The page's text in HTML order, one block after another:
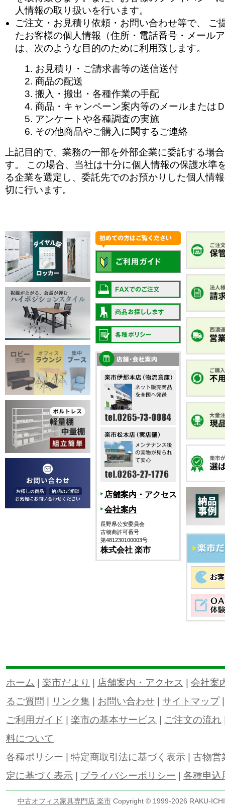
人情報の取り扱いを行います。
ご注文・お見積り依頼・お問い合わせ等で、 ご
たお客様の個人情報（住所・電話番号・メール
は、次のような目的のために利用致します。
お見積り・ご請求書等の送信送付
商品の配送
搬入・搬出・各種作業の手配
商品・キャンペーン案内等のメールまたは
アンケートや各種調査の実施
その他商品やご購入に関するご連絡
上記目的で、業務の一部を外部企業に委託する場
す。 この場合、当社は十分に個人情報の保護水準
る企業を選定し、委託先でのお預かりした個人情
切に行います。
店舗案内・アクセス
会社案内
長野県公安委員会
古物商許可番号
第481230100003号
株式会社 楽市
ホーム | 楽市だより | 店舗案内・アクセス | 会社案
るご質問 | リンク集 | お問い合わせ | サイトマップ
ご利用ガイド | 楽市の基本サービス | ご注文の流れ
料について
各種ポリシー | 特定商取引法に基づく表示 | 古物営
定に基づく表示 | プライバシーポリシー | 各種申込
中古オフィス家具専門店 楽市Copyright © 1999-2026 RAKU-